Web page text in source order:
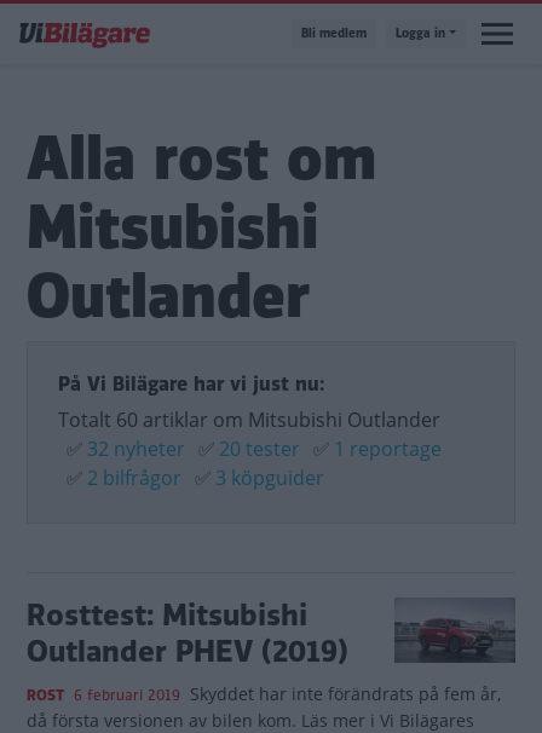
till
Bli medlem Logga in
Alla rost om
Mitsubishi
Outlander
På Vi Bilägare har vi just nu:
Totalt 60 artiklar om Mitsubishi Outlander
✅ 32 nyheter ✅ 20 tester ✅ 1 reportage
✅ 2 bilfrågor ✅ 3 köpguider
Rosttest: Mitsubishi
Outlander PHEV (2019)
ROST 6 februari 2019 Skyddet har inte förändrats på fem år,
då första versionen av bilen kom. Läs mer i Vi Bilägares